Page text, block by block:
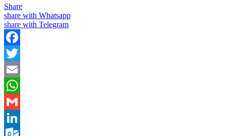
Share
share with Whatsapp
share with Telegram
Facebook
Twitter
Email
WhatsApp
Gmail
LinkedIn